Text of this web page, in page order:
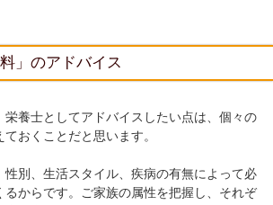
」のアドバイス
栄養士としてアドバイスしたい点は、個々の
おくことだと思います。
性別、生活スタイル、疾病の有無によって必
るからです。ご家族の属性を把握し、それぞ